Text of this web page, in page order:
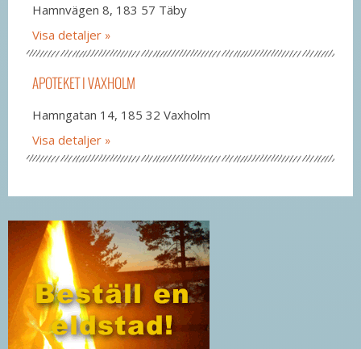
Hamnvägen 8, 183 57 Täby
Visa detaljer
APOTEKET I VAXHOLM
Hamngatan 14, 185 32 Vaxholm
Visa detaljer